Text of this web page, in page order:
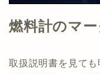
燃料計のマ
取扱説明書を見て